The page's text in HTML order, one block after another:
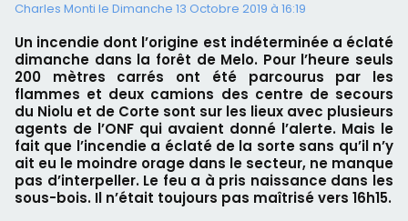
Charles Monti le Dimanche 13 Octobre 2019 à 16:19
Un incendie dont l’origine est indéterminée a éclaté
dimanche dans la forêt de Melo. Pour l’heure seuls
200 mètres carrés ont été parcourus par les
flammes et deux camions des centre de secours
du Niolu et de Corte sont sur les lieux avec plusieurs
agents de l’ONF qui avaient donné l’alerte. Mais le
fait que l’incendie a éclaté de la sorte sans qu’il n’y
ait eu le moindre orage dans le secteur, ne manque
pas d’interpeller. Le feu a à pris naissance dans les
sous-bois. Il n’était toujours pas maîtrisé vers 16h15.